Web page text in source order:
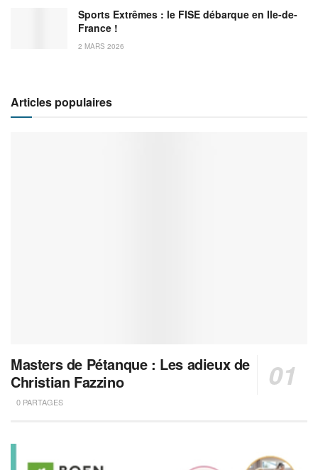
Sports Extrêmes : le FISE débarque en Ile-de-
France !
2 MARS 2026
Articles populaires
Masters de Pétanque : Les adieux de
Christian Fazzino
0 PARTAGES